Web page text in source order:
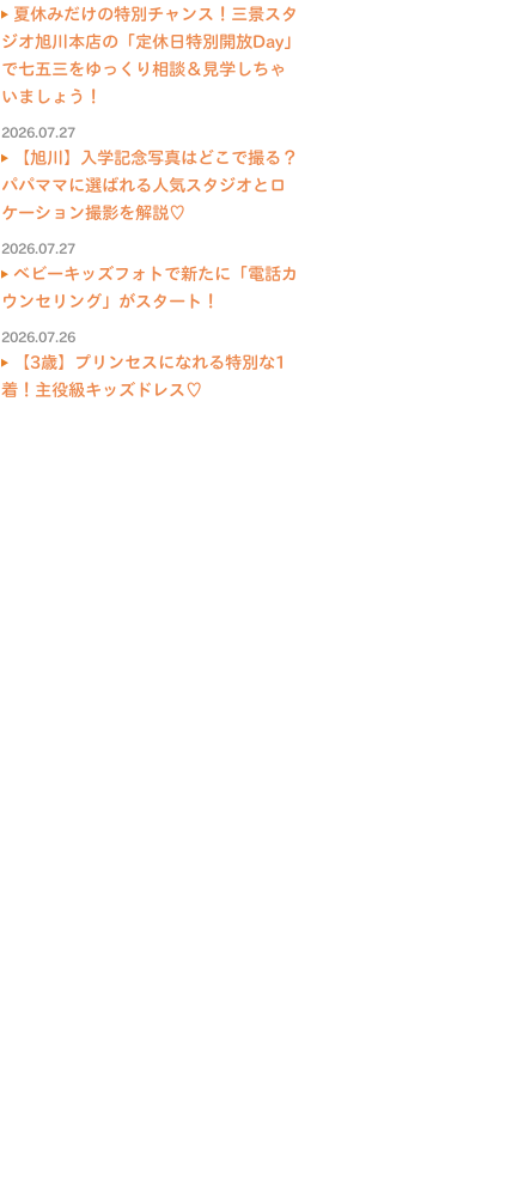
夏休みだけの特別チャンス！三景スタ
ジオ旭川本店の「定休日特別開放Day」
で七五三をゆっくり相談＆見学しちゃ
いましょう！
2026.07.27
【旭川】入学記念写真はどこで撮る？
パパママに選ばれる人気スタジオとロ
ケーション撮影を解説♡
2026.07.27
ベビーキッズフォトで新たに「電話カ
ウンセリング」がスタート！
2026.07.26
【3歳】プリンセスになれる特別な1
着！主役級キッズドレス♡